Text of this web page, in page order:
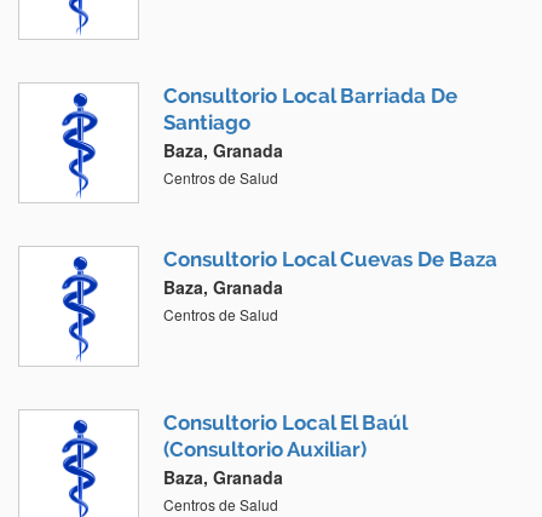
Consultorio Local Barriada De
Santiago
Baza, Granada
Centros de Salud
Consultorio Local Cuevas De Baza
Baza, Granada
Centros de Salud
Consultorio Local El Baúl
(Consultorio Auxiliar)
Baza, Granada
Centros de Salud